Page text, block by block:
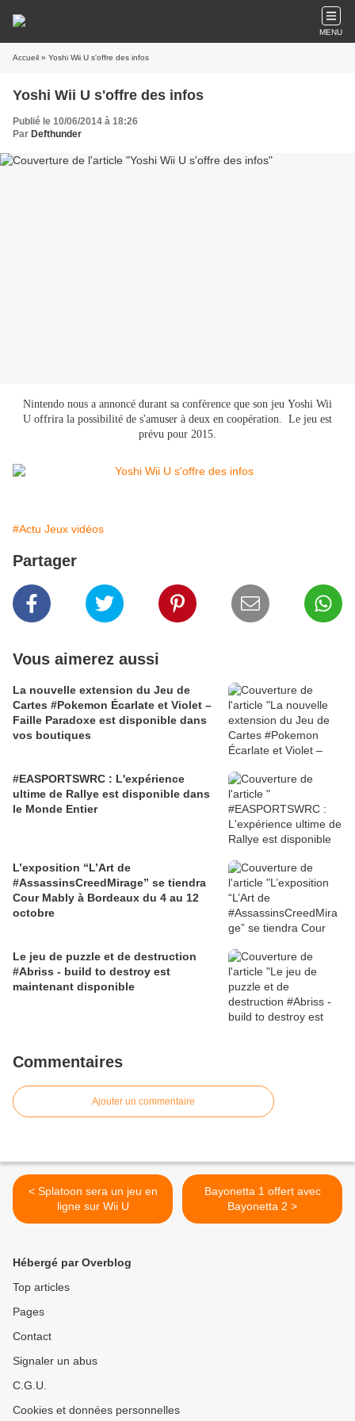
MENU
Accueil » Yoshi Wii U s'offre des infos
Yoshi Wii U s'offre des infos
Publié le 10/06/2014 à 18:26
Par Defthunder
Nintendo nous a annoncé durant sa confèrence que son jeu Yoshi Wii
U offrira la possibilité de s'amuser à deux en coopération. Le jeu est
prévu pour 2015.
#Actu Jeux vidéos
Partager
Vous aimerez aussi
La nouvelle extension du Jeu de
Cartes #Pokemon Écarlate et Violet –
Faille Paradoxe est disponible dans
vos boutiques
#EASPORTSWRC : L'expérience
ultime de Rallye est disponible dans
le Monde Entier
L’exposition “L’Art de
#AssassinsCreedMirage” se tiendra
Cour Mably à Bordeaux du 4 au 12
octobre
Le jeu de puzzle et de destruction
#Abriss - build to destroy est
maintenant disponible
Commentaires
Ajouter un commentaire
< Splatoon sera un jeu en
ligne sur Wii U
Bayonetta 1 offert avec
Bayonetta 2 >
Hébergé par Overblog
Top articles
Pages
Contact
Signaler un abus
C.G.U.
Cookies et données personnelles